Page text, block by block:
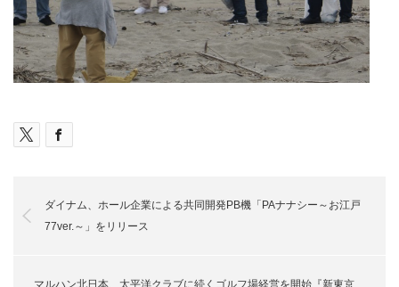
ダイナム、ホール企業による共同開発PB機「PAナナシー～お江戸
77ver.～」をリリース
マルハン北日本、太平洋クラブに続くゴルフ場経営を開始『新東京